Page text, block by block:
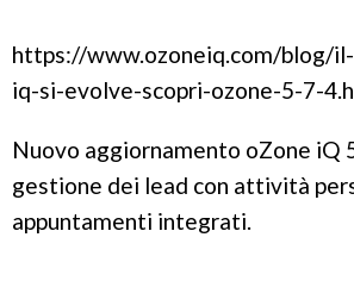
https://www.ozoneiq.com/blog/
iq-si-evolve-scopri-ozone-5-7-
Nuovo aggiornamento oZone iQ
gestione dei lead con attività
appuntamenti integrati.